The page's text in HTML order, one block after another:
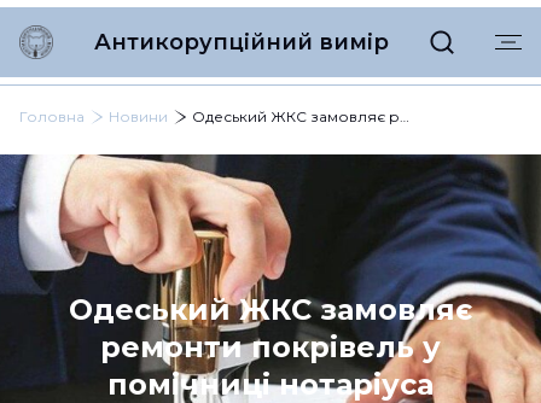
Антикорупційний вимір
Головна Новини Одеський ЖКС замовляє ремонти покрівель у помічниці нотаріуса
Одеський ЖКС замовляє
ремонти покрівель у
помічниці нотаріуса